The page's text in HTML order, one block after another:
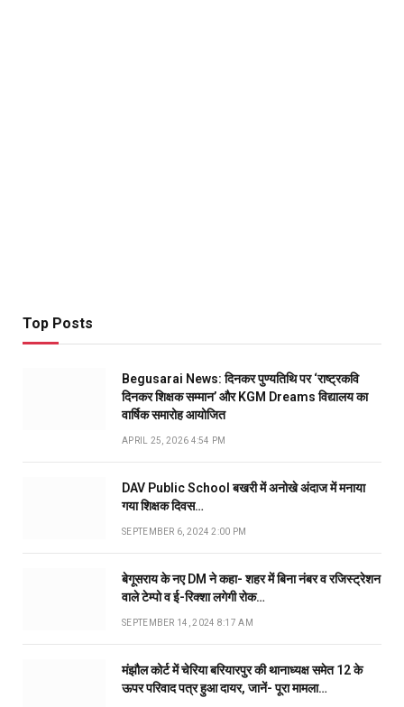
Top Posts
Begusarai News: दिनकर पुण्यतिथि पर ‘राष्ट्रकवि
दिनकर शिक्षक सम्मान’ और KGM Dreams विद्यालय का
वार्षिक समारोह आयोजित
APRIL 25, 2026 4:54 PM
DAV Public School बखरी में अनोखे अंदाज में मनाया
गया शिक्षक दिवस…
SEPTEMBER 6, 2024 2:00 PM
बेगूसराय के नए DM ने कहा- शहर में बिना नंबर व रजिस्ट्रेशन
वाले टेम्पो व ई-रिक्शा लगेगी रोक…
SEPTEMBER 14, 2024 8:17 AM
मंझौल कोर्ट में चेरिया बरियारपुर की थानाध्यक्ष समेत 12 के
ऊपर परिवाद पत्र हुआ दायर, जानें- पूरा मामला…